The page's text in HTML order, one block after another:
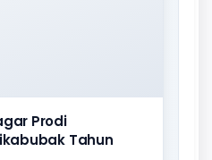
Prodi
Tahun